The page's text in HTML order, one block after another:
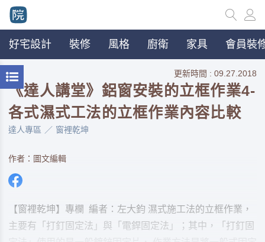
好宅設計 裝修 風格 廚衛 家具 會員裝
更新時間 : 09.27.2018
《達人講堂》鋁窗安裝的立框作業4-
各式濕式工法的立框作業內容比較
達人專區 窗裡乾坤
作者：圖文編輯
【窗裡乾坤】專欄 編者：左大鈞 濕式施工法的立框作業，
主要有「打釘固定法」與「電銲固定法」；其中，「打釘固